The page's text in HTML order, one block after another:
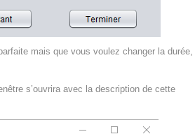
mais que vous voulez changer la durée,
s’ouvrira avec la description de cette